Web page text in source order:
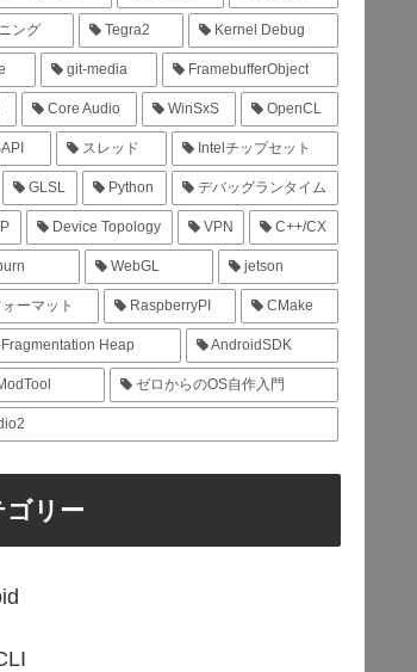
ング Tegra2 Kernel Debug
git-media FramebufferObject
Core Audio WinSxS OpenCL
スレッド Intelチップセット
GLSL Python デバッグランタイム
Device Topology VPN C++/CX
WebGL jetson
ーマット RaspberryPI CMake
Heap AndroidSDK
ゼロからのOS自作入門
ゴリー